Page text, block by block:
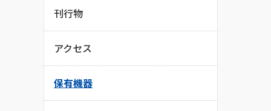
刊行物
アクセス
保有機器